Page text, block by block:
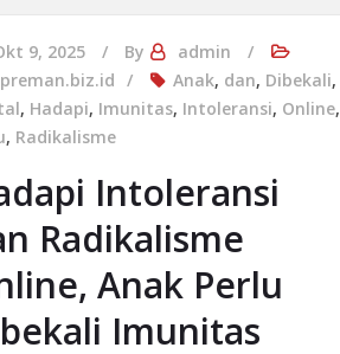
9, 2025 By
admin
Anak, dan, Dibekali,
, Hadapi, Imunitas, Intoleransi, Online,
, Radikalisme
Intoleransi
Radikalisme
Anak Perlu
Imunitas